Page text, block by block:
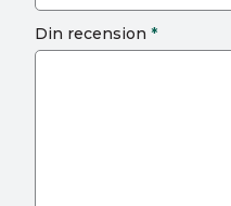
Din recension *